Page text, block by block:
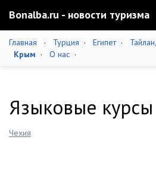
Bonalba.ru - новости туризма
Главная · Турция · Египет·
Крым · О нас ·
Языковые
Чехия